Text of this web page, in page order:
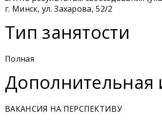
г. Минск, ул. Захарова, 52/2
Тип занятости
Полная
ВАКАНСИЯ НА ПЕРСПЕКТИВУ